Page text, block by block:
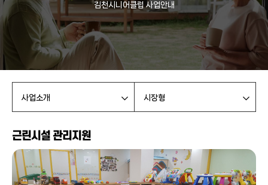
김천시니어클럽 사업안내
사업소개 시장형
근린시설 관리지원